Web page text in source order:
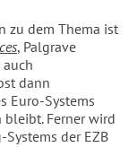
zu dem Thema ist
, Palgrave
dann
Euro-Systems
bleibt. Ferner wird
der EZB